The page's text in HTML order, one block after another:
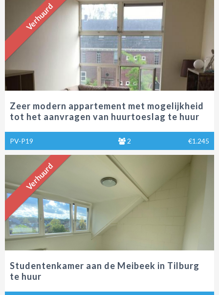
Verhuurd
Zeer modern appartement met mogelijkheid
tot het aanvragen van huurtoeslag te huur
PV-P19 2 €1.245
Verhuurd
Studentenkamer aan de Meibeek in Tilburg
te huur